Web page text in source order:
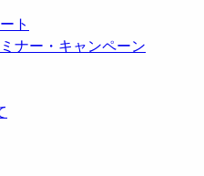
ト
ナー・キャンペーン